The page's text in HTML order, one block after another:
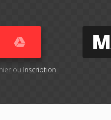
ou Inscription